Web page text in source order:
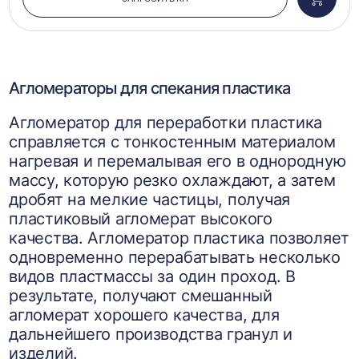
в
Агломераторы для спекания пластика
Агломератор для переработки пластика
справляется с тонкостенным материалом
нагревая и перемалывая его в однородную
массу, которую резко охлаждают, а затем
дробят на мелкие частицы, получая
пластиковый агломерат высокого
качества. Агломератор пластика позволяет
одновременно перерабатывать несколько
видов пластмассы за один проход. В
результате, получают смешанный
агломерат хорошего качества, для
дальнейшего производства гранул и
изделий.